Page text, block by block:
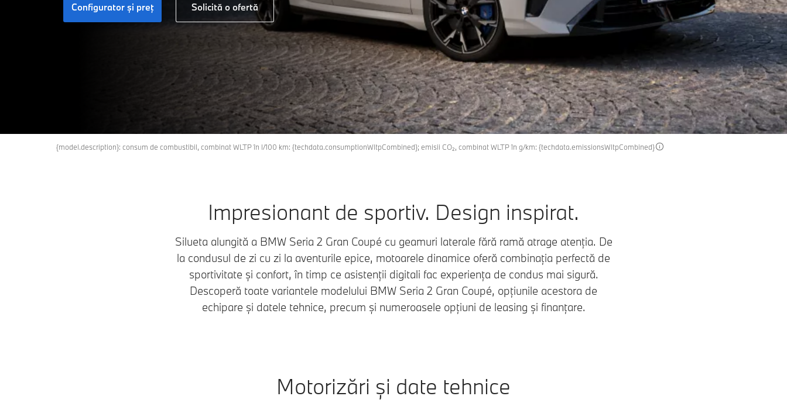
Configurator și preț Solicită o ofertă
{model.description}: consum de combustibil, combinat WLTP în l/100 km: {techdata.consumptionWltpCombined}; emisii CO₂, combinat WLTP în g/km: {techdata.emissionsWltpCombined}
Impresionant de sportiv. Design inspirat.
Silueta alungită a BMW Seria 2 Gran Coupé cu geamuri laterale fără ramă atrage atenția. De
la condusul de zi cu zi la aventurile epice, motoarele dinamice oferă combinația perfectă de
sportivitate și confort, în timp ce asistenții digitali fac experiența de condus mai sigură.
Descoperă toate variantele modelului BMW Seria 2 Gran Coupé, opțiunile acestora de
echipare și datele tehnice, precum și numeroasele opțiuni de leasing și finanțare.
Motorizări și date tehnice